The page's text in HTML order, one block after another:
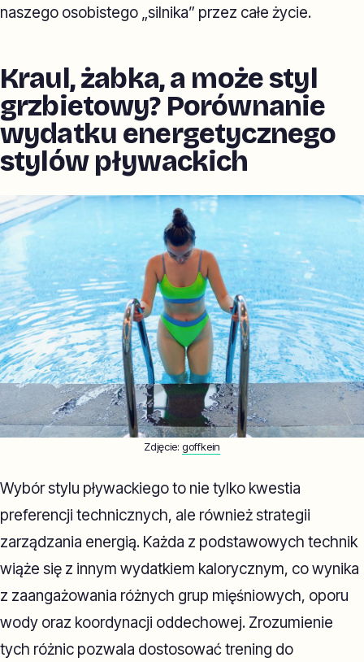
naszego osobistego „silnika” przez całe życie.
Kraul, żabka, a może styl
grzbietowy? Porównanie
wydatku energetycznego
stylów pływackich
Zdjęcie: goffkein
Wybór stylu pływackiego to nie tylko kwestia
preferencji technicznych, ale również strategii
zarządzania energią. Każda z podstawowych technik
wiąże się z innym wydatkiem kalorycznym, co wynika
z zaangażowania różnych grup mięśniowych, oporu
wody oraz koordynacji oddechowej. Zrozumienie
tych różnic pozwala dostosować trening do